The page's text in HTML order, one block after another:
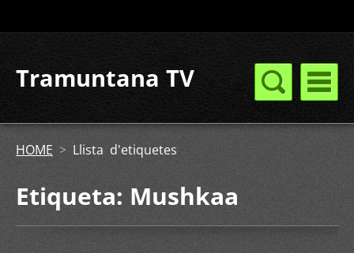
Tramuntana TV
HOME > Llista d'etiquetes
Etiqueta: Mushkaa